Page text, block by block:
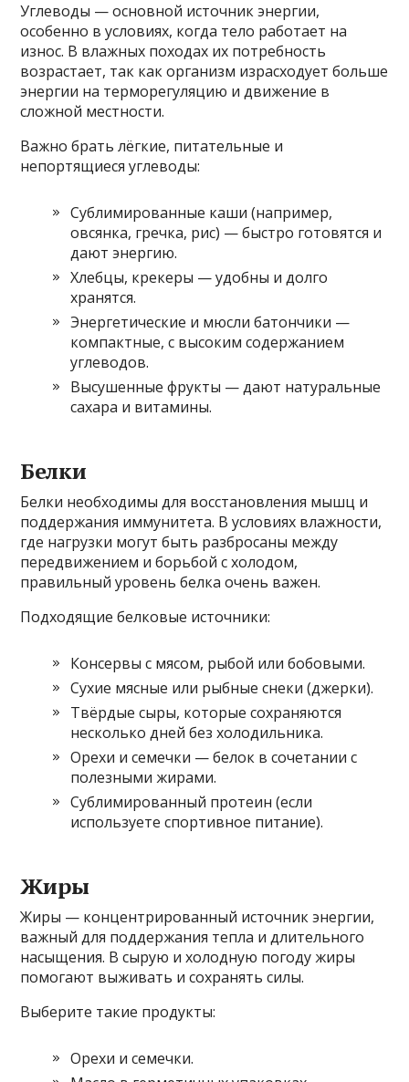
Углеводы — основной источник энергии,
особенно в условиях, когда тело работает на
износ. В влажных походах их потребность
возрастает, так как организм израсходует больше
энергии на терморегуляцию и движение в
сложной местности.
Важно брать лёгкие, питательные и
непортящиеся углеводы:
Сублимированные каши (например,
овсянка, гречка, рис) — быстро готовятся и
дают энергию.
Хлебцы, крекеры — удобны и долго
хранятся.
Энергетические и мюсли батончики —
компактные, с высоким содержанием
углеводов.
Высушенные фрукты — дают натуральные
сахара и витамины.
Белки
Белки необходимы для восстановления мышц и
поддержания иммунитета. В условиях влажности,
где нагрузки могут быть разбросаны между
передвижением и борьбой с холодом,
правильный уровень белка очень важен.
Подходящие белковые источники:
Консервы с мясом, рыбой или бобовыми.
Сухие мясные или рыбные снеки (джерки).
Твёрдые сыры, которые сохраняются
несколько дней без холодильника.
Орехи и семечки — белок в сочетании с
полезными жирами.
Сублимированный протеин (если
используете спортивное питание).
Жиры
Жиры — концентрированный источник энергии,
важный для поддержания тепла и длительного
насыщения. В сырую и холодную погоду жиры
помогают выживать и сохранять силы.
Выберите такие продукты:
Орехи и семечки.